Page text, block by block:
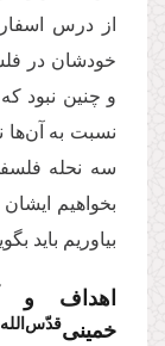
از درس اسفار
خودشان در
و چنین نبود
نسبت به آن‌ها
سه نحله
بخواهیم
بیاوریم باید
اهداف و
خمینی‌